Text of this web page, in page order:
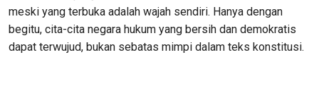
meski yang terbuka adalah wajah sendiri. Hanya dengan
begitu, cita-cita negara hukum yang bersih dan demokratis
dapat terwujud, bukan sebatas mimpi dalam teks konstitusi.